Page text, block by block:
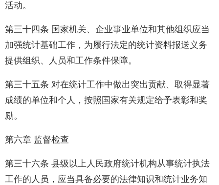
活动。
第三十四条 国家机关、企业事业单位和其他组织应当
加强统计基础工作，为履行法定的统计资料报送义务
提供组织、人员和工作条件保障。
第三十五条 对在统计工作中做出突出贡献、取得显著
成绩的单位和个人，按照国家有关规定给予表彰和奖
励。
第六章 监督检查
第三十六条 县级以上人民政府统计机构从事统计执法
工作的人员，应当具备必要的法律知识和统计业务知